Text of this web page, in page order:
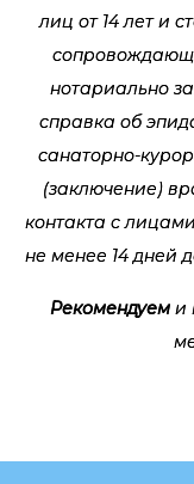
лиц от 14 лет и
нотариально
справка об
санаторно-
(заключение)
контакта с
не менее 14 дней
Рекомендуеми